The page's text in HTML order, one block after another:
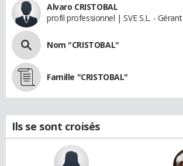
Alvaro CRISTOBAL
profil professionnel | SVE S.L. - Gérant
Nom "CRISTOBAL"
Famille "CRISTOBAL"
Ils se sont croisés